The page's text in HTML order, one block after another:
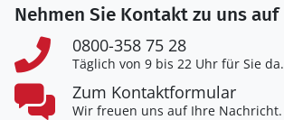
Nehmen Sie Kontakt zu uns auf
0800-358 75 28
Täglich von 9 bis 22 Uhr für Sie da.
Zum Kontaktformular
Wir freuen uns auf Ihre Nachricht.